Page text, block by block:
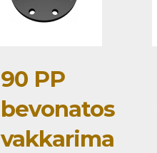
90 PP
bevonatos
vakkarima